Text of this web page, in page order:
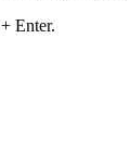
Enter.